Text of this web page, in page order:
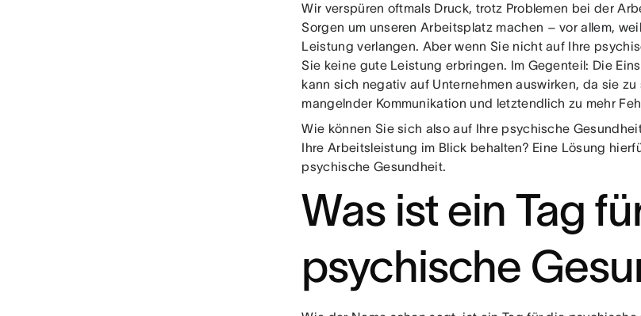
Wir verspüren oftmals Druck, trotz Problemen bei der
Sorgen um unseren Arbeitsplatz machen – vor allem,
Leistung verlangen. Aber wenn Sie nicht auf Ihre
Sie keine gute Leistung erbringen. Im Gegenteil: Die
kann sich negativ auf Unternehmen auswirken, da sie
mangelnder Kommunikation und letztendlich zu mehr
Wie können Sie sich also auf Ihre psychische
Ihre Arbeitsleistung im Blick behalten? Eine Lösung
psychische Gesundheit.
Was ist ein Tag
psychische